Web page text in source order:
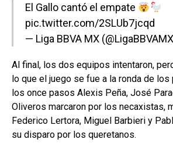
El Gallo cantó el empate
pic.twitter.com/2SLUb7jcqd
— Liga BBVA MX
Al final, los dos equipos intentaron,
lo que el juego se fue a la ronda de
los once pasos Alexis Peña, José
Oliveros marcaron por los necaxistas,
Federico Lertora, Miguel Barbieri y
su disparo por los queretanos.